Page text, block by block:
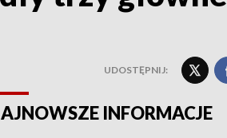
UDOSTĘPNIJ:
INFORMACJE